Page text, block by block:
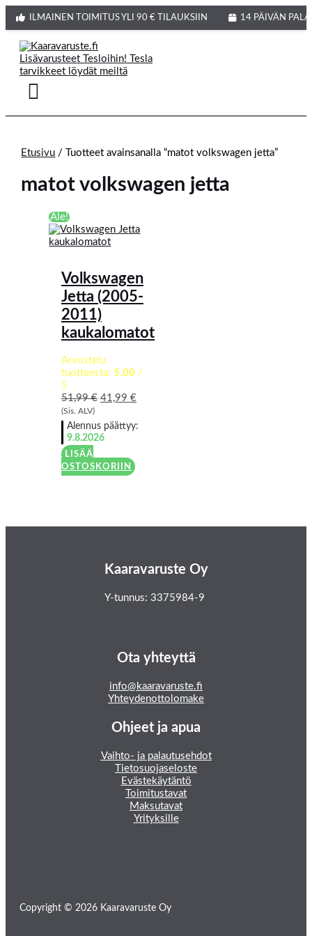
ILMAINEN TOIMITUS YLI 90 € TILAUKSIIN 14 PÄIVÄN
Siirry
sisältöön
Etusivu / Tuotteet avainsanalla “matot volkswagen jetta”
matot volkswagen jetta
Ale!
Volkswagen
Jetta (2005-
2011)
kaukalomatot
Arvostelu
tuotteesta: 5.00/
5
51,99€
hinta
oli:
41,99 €
hinta
(Sis. ALV)
Alennus päättyy:
9.8.2026
LISÄÄ
OSTOSKORIIN
Kaaravaruste Oy
Y-tunnus: 3375984-9
Ota yhteyttä
info@kaaravaruste.fi
Yhteydenottolomake
Ohjeet ja apua
Vaihto- ja palautusehdot
Tietosuojaseloste
Evästekäytäntö
Toimitustavat
Maksutavat
Yrityksille
Copyright © 2026 Kaaravaruste Oy
Products
search